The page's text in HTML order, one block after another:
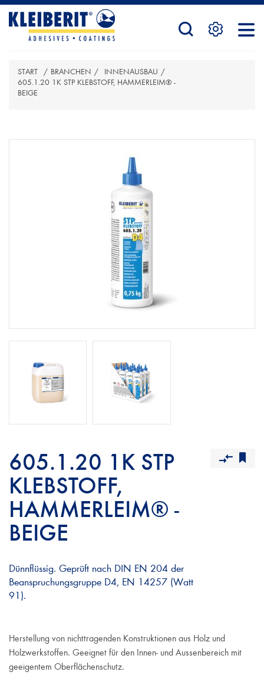
STARTSEITE
PRODUKTE
START / BRANCHEN / INNENAUSBAU /
605.1.20 1K STP KLEBSTOFF, HAMMERLEIM® -
BEIGE
605.1.20 1K STP
KLEBSTOFF,
HAMMERLEIM® -
BEIGE
Dünnflüssig. Geprüft nach DIN EN 204 der
Beanspruchungsgruppe D4, EN 14257 (Watt
91).
Herstellung von nichttragenden Konstruktionen aus Holz und
Holzwerkstoffen. Geeignet für den Innen- und Aussenbereich mit
geeigentem Oberflächenschutz.